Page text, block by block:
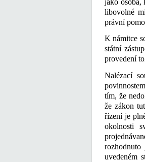
libovolné
právní
K námitce
státní
provedení
Nalézací
tím, že
že zákon
řízení je
okolnosti
uvedeném